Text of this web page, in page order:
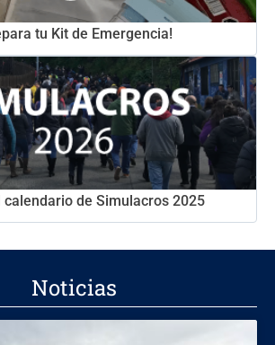
tu Kit de Emergencia!
calendario de Simulacros 2025
Noticias